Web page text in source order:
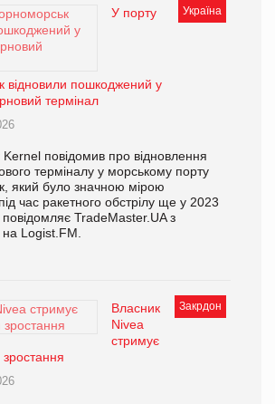
Україна
У порту
відновили пошкоджений у
термінал
Kernel повідомив про відновлення
терміналу у морському порту
який було значною мірою
час ракетного обстрілу ще у 2023
TradeMaster.UA з
Logist.FM.
Закрдон
Власник
Nivea
стримує